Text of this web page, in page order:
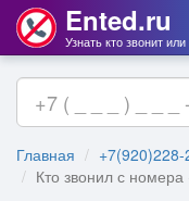
Ented.ru
Узнать кто звонит
Главная
+7(920)228-
Кто звонил с